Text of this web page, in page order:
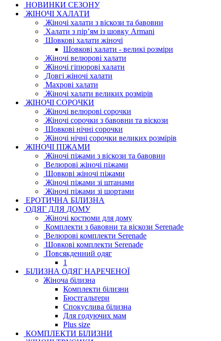
НОВИНКИ СЕЗОНУ
ЖІНОЧІ ХАЛАТИ
Жіночі халати з віскози та бавовни
Халати з пір’ям із шовку Armani
Шовкові халати жіночі
Шовкові халати - великі розміри
Жіночі велюрові халати
Жіночі гіпюрові халати
Довгі жіночі халати
Махрові халати
Жіночі халати великих розмірів
ЖІНОЧІ СОРОЧКИ
Жіночі велюрові сорочки
Жіночі сорочки з бавовни та віскози
Шовкові нічні сорочки
Жіночі нічні сорочки великих розмірів
ЖІНОЧІ ПІЖАМИ
Жіночі піжами з віскози та бавовни
Велюрові жіночі піжами
Шовкові жіночі піжами
Жіночі піжами зі штанами
Жіночі піжами зі шортами
ЕРОТИЧНА БІЛИЗНА
ОДЯГ ДЛЯ ДОМУ
Жіночі костюми для дому
Комплекти з бавовни та віскози Serenade
Велюрові комплекти Serenade
Шовкові комплекти Serenade
Повсякденний одяг
1
БІЛИЗНА ОДЯГ НАРЕЧЕНОЇ
Жіноча білизна
Комплекти білизни
Бюстгальтери
Спокуслива білизна
Для годуючих мам
Plus size
КОМПЛЕКТИ БІЛИЗНИ